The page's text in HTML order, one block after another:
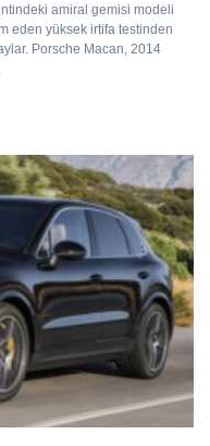
amiral gemisi modeli
eden yüksek irtifa testinden
Porsche Macan, 2014